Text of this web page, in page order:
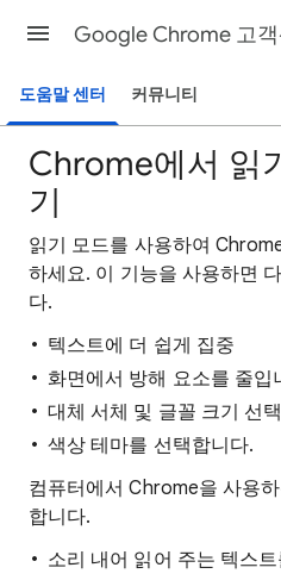
Google Chrome 고객
도움말 센터 커뮤니티
Chrome에서 읽
기
읽기 모드를 사용하여
하세요. 이 기능을 사용하면
다.
텍스트에 더 쉽게 집중
화면에서 방해 요소를 줄입
대체 서체 및 글꼴 크기 선택
색상 테마를 선택합니다.
컴퓨터에서 Chrome을 사용
합니다.
소리 내어 읽어 주는 텍스